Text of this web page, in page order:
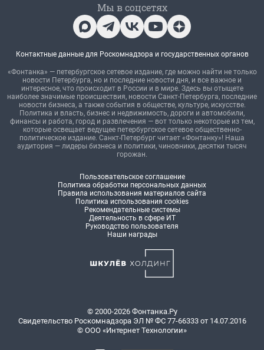
Мы в соцсетях
Контактные данные для Роскомнадзора и государственных органов
«Фонтанка» — петербургское сетевое издание, где можно найти не только
новости Петербурга, но и последние новости дня, и все важное и
интересное, что происходит в России и в мире. Здесь вы отыщете
наиболее значимые происшествия, новости Санкт-Петербурга, последние
новости бизнеса, а также события в обществе, культуре, искусстве.
Политика и власть, бизнес и недвижимость, дороги и автомобили,
финансы и работа, город и развлечения — вот только некоторые из тем,
которые освещает ведущее петербургское сетевое общественно-
политическое издание. Санкт-Петербург читает «Фонтанку»! Наша
аудитория — лидеры бизнеса и политики, чиновники, десятки тысяч
горожан.
Пользовательское соглашение
Политика обработки персональных данных
Правила использования материалов сайта
Политика использования cookies
Рекомендательные системы
Деятельность в сфере ИТ
Руководство пользователя
Наши награды
© 2000-2026 Фонтанка.Ру
Свидетельство Роскомнадзора ЭЛ № ФС 77-66333 от 14.07.2016
© ООО «Интернет Технологии»